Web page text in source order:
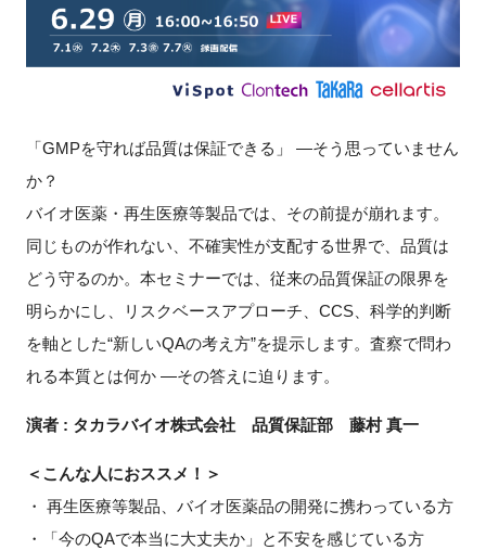
ニュース・掲示板
LINK-Jを知る
施設・アクセス
FAQ
イベントお知らせメール登録
「GMPを守れば品質は保証できる」 ―そう思っていません
か？
バイオ医薬・再生医療等製品では、その前提が崩れます。
同じものが作れない、不確実性が支配する世界で、品質は
どう守るのか。本セミナーでは、従来の品質保証の限界を
明らかにし、リスクベースアプローチ、CCS、科学的判断
を軸とした“新しいQAの考え方”を提示します。査察で問わ
れる本質とは何か ―その答えに迫ります。
演者 : タカラバイオ株式会社 品質保証部 藤村 真一
＜こんな人におススメ！＞
・ 再生医療等製品、バイオ医薬品の開発に携わっている方
・「今のQAで本当に大丈夫か」と不安を感じている方